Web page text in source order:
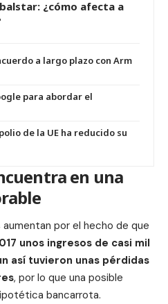
¿cómo afecta a
a largo plazo con Arm
para abordar el
de la UE ha reducido su
en una
por el hecho de que
unos ingresos de casi mil
así tuvieron unas pérdidas
, por lo que una posible
bancarrota.